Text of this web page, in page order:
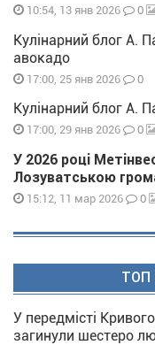
10:54, 13 янв 2026 0
Кулінарний блог А.
авокадо
17:00, 25 янв 2026 0
Кулінарний блог А.
17:00, 29 янв 2026 0
У 2026 році
Лозуватською
15:12, 11 мар 2026 0
ТОП
У передмісті
загинули шестеро